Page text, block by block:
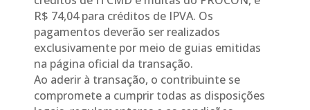
R$ 74,04 para créditos de IPVA. Os
pagamentos deverão ser realizados
exclusivamente por meio de guias emitidas
na página oficial da transação.
Ao aderir à transação, o contribuinte se
compromete a cumprir todas as disposições